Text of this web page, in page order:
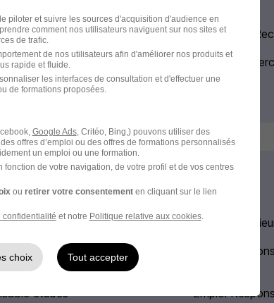
Entreprises
Intérim
de projet
Emploi
Emploi
études
Emploi
piloter et suivre les sources d'acquisition d'audience en
comment nos utilisateurs naviguent sur nos sites et
de trafic.
de nos utilisateurs afin d'améliorer nos produits et
rapide et fluide.
les interfaces de consultation et d'effectuer une
de formations proposées.
Google Ads, Critéo, Bing,) pouvons utiliser des
offres d’emploi ou des offres de formations personnalisés
un emploi ou une formation.
de votre navigation, de votre profil et de vos centres
ou retirer votre consentementen cliquant sur le lien
confidentialité et notre Politique relative aux cookies.
choix Tout accepter